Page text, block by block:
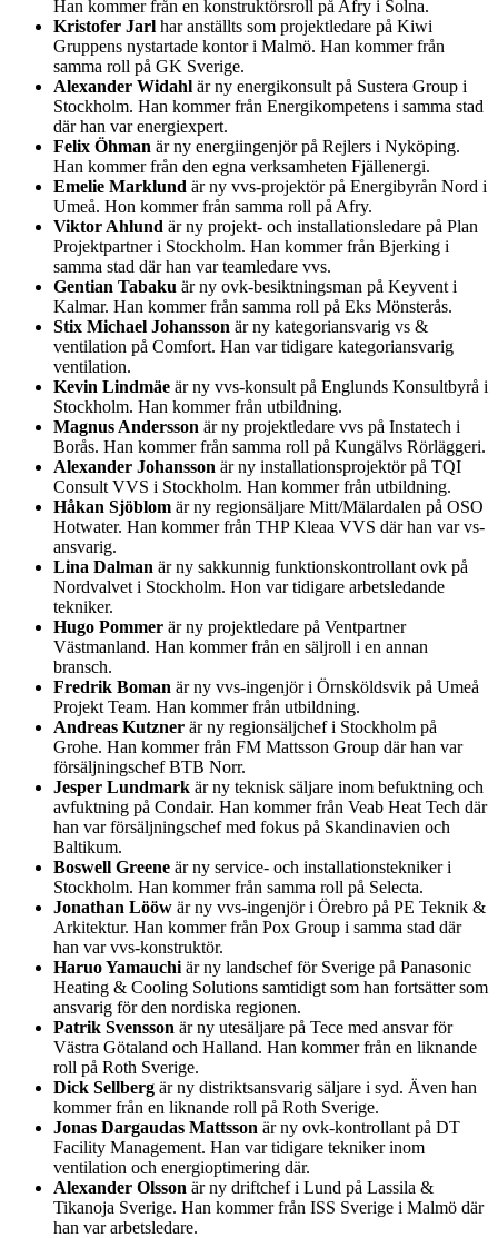
Han kommer från en konstruktörsroll på Afry i Solna.
Kristofer Jarl har anställts som projektledare på Kiwi
Gruppens nystartade kontor i Malmö. Han kommer från
samma roll på GK Sverige.
Alexander Widahl är ny energikonsult på Sustera Group i
Stockholm. Han kommer från Energikompetens i samma stad
där han var energiexpert.
Felix Öhman är ny energiingenjör på Rejlers i Nyköping.
Han kommer från den egna verksamheten Fjällenergi.
Emelie Marklund är ny vvs-projektör på Energibyrån Nord i
Umeå. Hon kommer från samma roll på Afry.
Viktor Ahlund är ny projekt- och installationsledare på Plan
Projektpartner i Stockholm. Han kommer från Bjerking i
samma stad där han var teamledare vvs.
Gentian Tabaku är ny ovk-besiktningsman på Keyvent i
Kalmar. Han kommer från samma roll på Eks Mönsterås.
Stix Michael Johansson är ny kategoriansvarig vs &
ventilation på Comfort. Han var tidigare kategoriansvarig
ventilation.
Kevin Lindmäe är ny vvs-konsult på Englunds Konsultbyrå i
Stockholm. Han kommer från utbildning.
Magnus Andersson är ny projektledare vvs på Instatech i
Borås. Han kommer från samma roll på Kungälvs Rörläggeri.
Alexander Johansson är ny installationsprojektör på TQI
Consult VVS i Stockholm. Han kommer från utbildning.
Håkan Sjöblom är ny regionsäljare Mitt/Mälardalen på OSO
Hotwater. Han kommer från THP Kleaa VVS där han var vs-
ansvarig.
Lina Dalman är ny sakkunnig funktionskontrollant ovk på
Nordvalvet i Stockholm. Hon var tidigare arbetsledande
tekniker.
Hugo Pommer är ny projektledare på Ventpartner
Västmanland. Han kommer från en säljroll i en annan
bransch.
Fredrik Boman är ny vvs-ingenjör i Örnsköldsvik på Umeå
Projekt Team. Han kommer från utbildning.
Andreas Kutzner är ny regionsäljchef i Stockholm på
Grohe. Han kommer från FM Mattsson Group där han var
försäljningschef BTB Norr.
Jesper Lundmark är ny teknisk säljare inom befuktning och
avfuktning på Condair. Han kommer från Veab Heat Tech där
han var försäljningschef med fokus på Skandinavien och
Baltikum.
Boswell Greene är ny service- och installationstekniker i
Stockholm. Han kommer från samma roll på Selecta.
Jonathan Lööw är ny vvs-ingenjör i Örebro på PE Teknik &
Arkitektur. Han kommer från Pox Group i samma stad där
han var vvs-konstruktör.
Haruo Yamauchi är ny landschef för Sverige på Panasonic
Heating & Cooling Solutions samtidigt som han fortsätter som
ansvarig för den nordiska regionen.
Patrik Svensson är ny utesäljare på Tece med ansvar för
Västra Götaland och Halland. Han kommer från en liknande
roll på Roth Sverige.
Dick Sellberg är ny distriktsansvarig säljare i syd. Även han
kommer från en liknande roll på Roth Sverige.
Jonas Dargaudas Mattsson är ny ovk-kontrollant på DT
Facility Management. Han var tidigare tekniker inom
ventilation och energioptimering där.
Alexander Olsson är ny driftchef i Lund på Lassila &
Tikanoja Sverige. Han kommer från ISS Sverige i Malmö där
han var arbetsledare.